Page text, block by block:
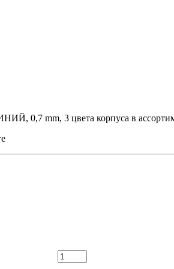
0,7 mm, 3 цвета корпуса в